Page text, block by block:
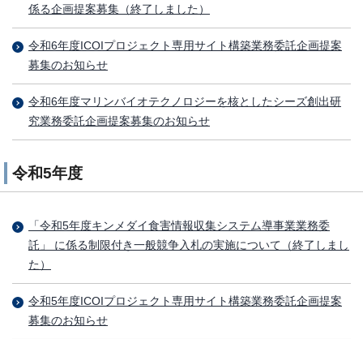
係る企画提案募集（終了しました）
令和6年度ICOIプロジェクト専用サイト構築業務委託企画提案
募集のお知らせ
令和6年度マリンバイオテクノロジーを核としたシーズ創出研
究業務委託企画提案募集のお知らせ
令和5年度
「令和5年度キンメダイ食害情報収集システム導事業業務委
託」 に係る制限付き一般競争入札の実施について（終了しまし
た）
令和5年度ICOIプロジェクト専用サイト構築業務委託企画提案
募集のお知らせ